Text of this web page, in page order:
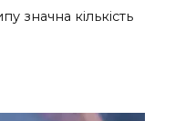
значна кількість